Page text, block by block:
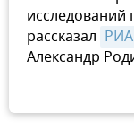
исследований
рассказал
Александр